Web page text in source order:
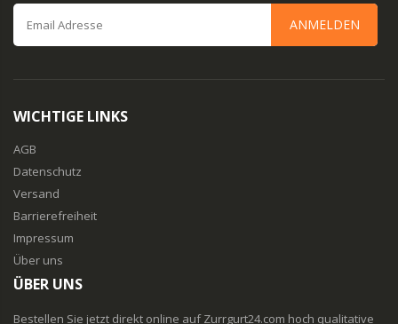
ANMELDEN
WICHTIGE LINKS
AGB
Datenschutz
Versand
Barrierefreiheit
Impressum
Über uns
ÜBER UNS
Bestellen Sie jetzt direkt online auf Zurrgurt24.com hoch qualitative